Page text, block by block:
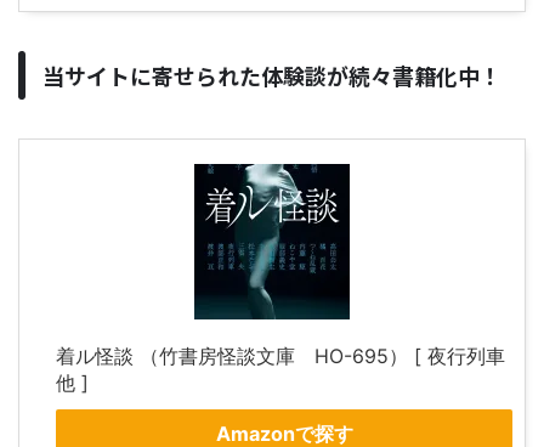
当サイトに寄せられた体験談が続々書籍化中！
着ル怪談 （竹書房怪談文庫 HO-695） [ 夜行列車
他 ]
Amazonで探す